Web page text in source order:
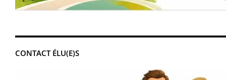
CONTACT ÉLU(E)S